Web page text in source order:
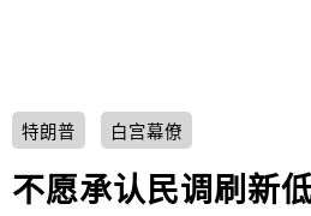
特朗普 白宫幕僚
不愿承认民调刷新